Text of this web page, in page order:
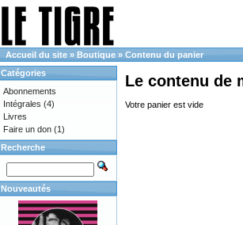
Accueil du site » Boutique » Contenu du panier
Le contenu de
Votre panier est vide
Catégories
Abonnements
Intégrales (4)
Livres
Faire un don (1)
Recherche
Nouveautés